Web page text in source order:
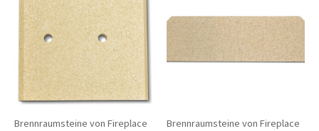
Brennraumsteine von Fireplace Brennraumsteine von Fireplace